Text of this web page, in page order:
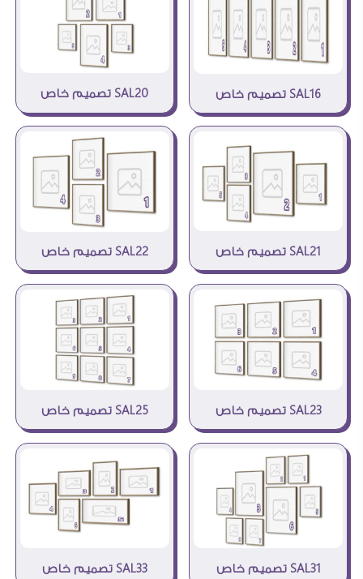
SAL16 تصميم خاص SAL20 تصميم خاص
SAL21 تصميم خاص SAL22 تصميم خاص
SAL23 تصميم خاص SAL25 تصميم خاص
SAL31 تصميم خاص SAL33 تصميم خاص